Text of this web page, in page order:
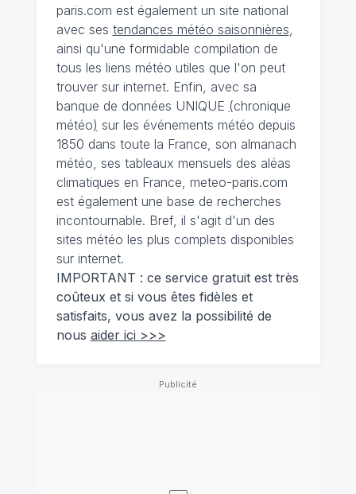
paris.com est également un site national
avec ses tendances météo saisonnières,
ainsi qu'une formidable compilation de
tous les liens météo utiles que l'on peut
trouver sur internet. Enfin, avec sa
banque de données UNIQUE (chronique
météo) sur les événements météo depuis
1850 dans toute la France, son almanach
météo, ses tableaux mensuels des aléas
climatiques en France, meteo-paris.com
est également une base de recherches
incontournable. Bref, il s'agit d'un des
sites météo les plus complets disponibles
sur internet.
IMPORTANT : ce service gratuit est très
coûteux et si vous êtes fidèles et
satisfaits, vous avez la possibilité de
nous aider ici >>>